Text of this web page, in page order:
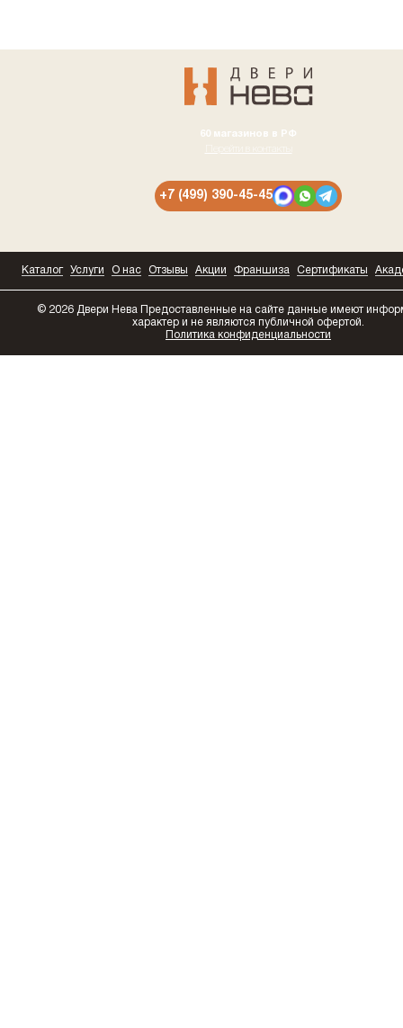
60 магазинов в РФ
+7 (499) 390-45-45
Каталог Услуги О нас Отзывы Акции Франшиза Сертификаты
© 2026 Двери Нева Предоставленные на сайте данные имеют
характер и не являются публичной офертой.
Политика конфиденциальности